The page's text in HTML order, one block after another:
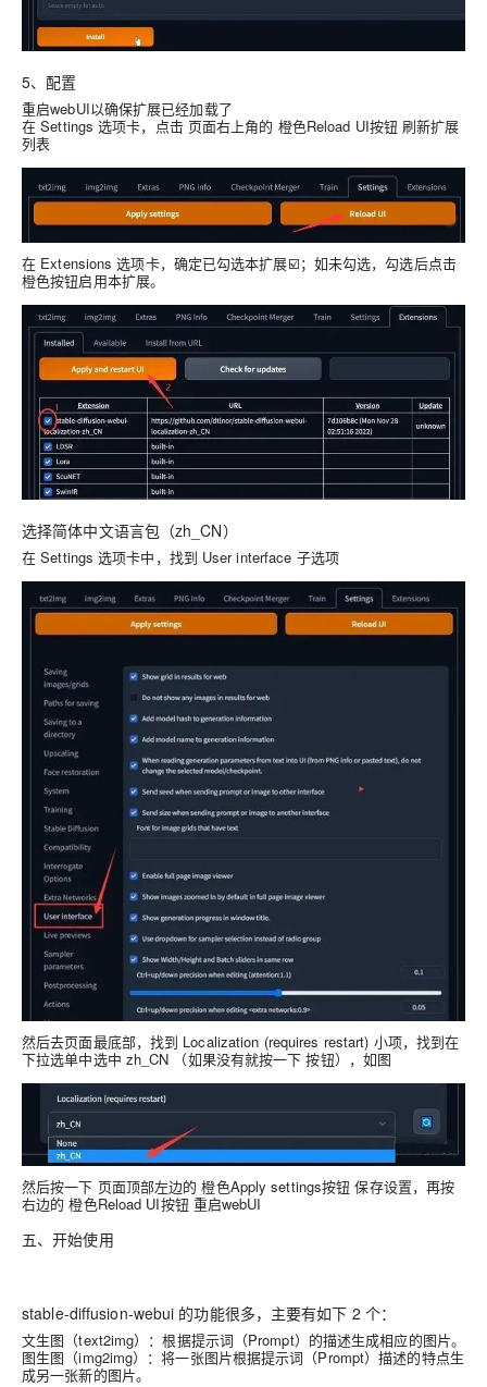
5、配置
重启webUI以确保扩展已经加载了
在 Settings 选项卡，点击 页面右上角的 橙色Reload UI按钮 刷新扩展
列表
在 Extensions 选项卡，确定已勾选本扩展☑️；如未勾选，勾选后点击
橙色按钮启用本扩展。
选择简体中文语言包（zh_CN）
在 Settings 选项卡中，找到 User interface 子选项
然后去页面最底部，找到 Localization (requires restart) 小项，找到在
下拉选单中选中 zh_CN （如果没有就按一下 按钮），如图
然后按一下 页面顶部左边的 橙色Apply settings按钮 保存设置，再按
右边的 橙色Reload UI按钮 重启webUI
五、开始使用
stable-diffusion-webui 的功能很多，主要有如下 2 个：
文生图（text2img）：根据提示词（Prompt）的描述生成相应的图片。
图生图（img2img）：将一张图片根据提示词（Prompt）描述的特点生
成另一张新的图片。